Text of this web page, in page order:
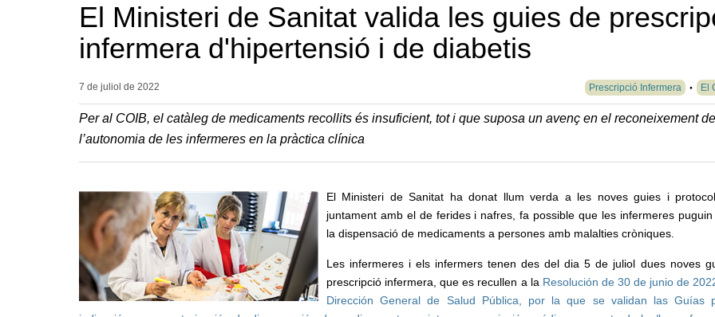
El Ministeri de Sanitat valida les guies de
infermera d'hipertensió i de diabetis
7 de juliol de 2022 Prescripció Infermera El
Per al COIB, el catàleg de medicaments recollits és insuficient, tot i que suposa un avenç en el reconeixement de
l’autonomia de les infermeres en la pràctica clínica
El Ministeri de Sanitat ha donat llum verda a les noves guies i
juntament amb el de ferides i nafres, fa possible que les infermeres puguin
la dispensació de medicaments a persones amb malalties cròniques.
Les infermeres i els infermers tenen des del dia 5 de juliol dues noves
prescripció infermera, que es recullen a la Resolución de 30 de junio de
Dirección General de Salud Pública, por la que se validan las Guías